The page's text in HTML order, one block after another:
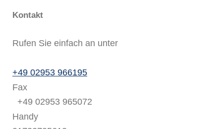
Kontakt
Rufen Sie einfach an unter
+49 02953 966195
Fax
+49 02953 965072
Handy